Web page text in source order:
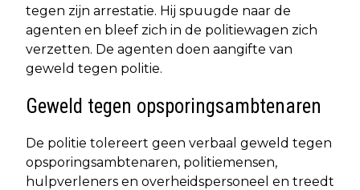
tegen zijn arrestatie. Hij spuugde naar de
agenten en bleef zich in de politiewagen zich
verzetten. De agenten doen aangifte van
geweld tegen politie.
Geweld tegen opsporingsambtenaren
De politie tolereert geen verbaal geweld tegen
opsporingsambtenaren, politiemensen,
hulpverleners en overheidspersoneel en treedt